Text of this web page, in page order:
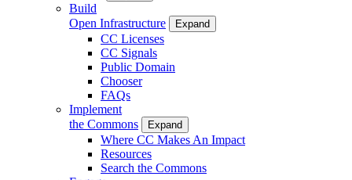
Build
Open Infrastructure
Expand
CC Licenses
CC Signals
Public Domain
Chooser
FAQs
Implement
the Commons
Expand
Where CC Makes An Impact
Resources
Search the Commons